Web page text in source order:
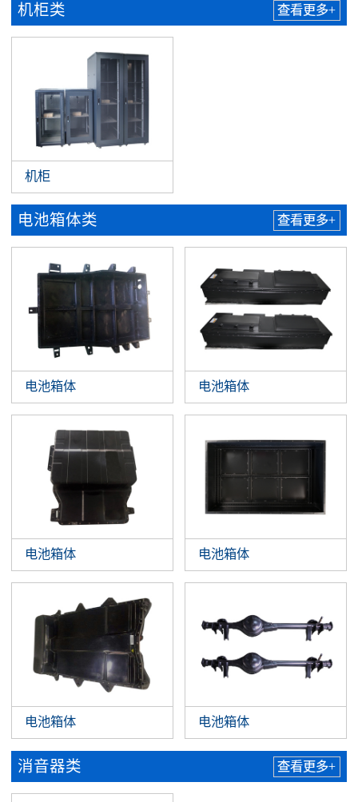
机柜类 查看更多+
机柜
电池箱体类 查看更多+
电池箱体 电池箱体
电池箱体 电池箱体
电池箱体 电池箱体
消音器类 查看更多+